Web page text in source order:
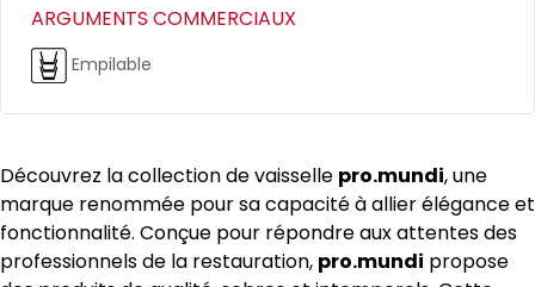
ARGUMENTS COMMERCIAUX
Empilable
Découvrez la collection de vaisselle pro.mundi, une
marque renommée pour sa capacité à allier élégance et
fonctionnalité. Conçue pour répondre aux attentes des
professionnels de la restauration, pro.mundi propose